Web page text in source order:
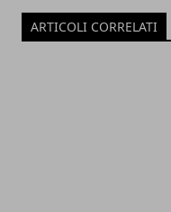
ARTICOLI CORRELATI